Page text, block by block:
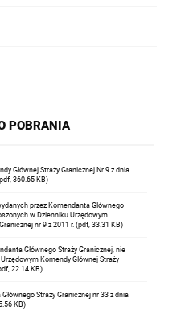
POBRANIA
Głównej Straży Granicznej Nr 9 z dnia
360.65 KB)
przez Komendanta Głównego
w Dzienniku Urzędowym
nr 9 z 2011 r. (pdf, 33.31 KB)
Głównego Straży Granicznej, nie
Komendy Głównej Straży
22.14 KB)
Straży Granicznej nr 33 z dnia
KB)